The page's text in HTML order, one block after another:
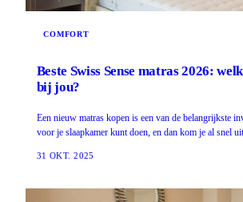
COMFORT
Beste Swiss Sense matras 2026:
bij jou?
Een nieuw matras kopen is een van de belangrijkste
voor je slaapkamer kunt doen, en dan kom je al snel
31 OKT. 2025